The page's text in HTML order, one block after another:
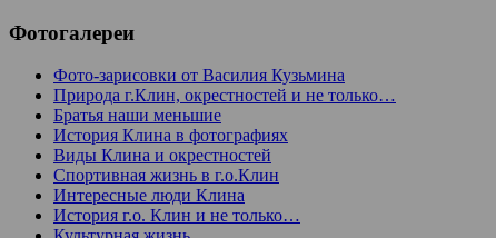
Фотогалереи
Фото-зарисовки от Василия Кузьмина
Природа г.Клин, окрестностей и не только…
Братья наши меньшие
История Клина в фотографиях
Виды Клина и окрестностей
Спортивная жизнь в г.о.Клин
Интересные люди Клина
История г.о. Клин и не только…